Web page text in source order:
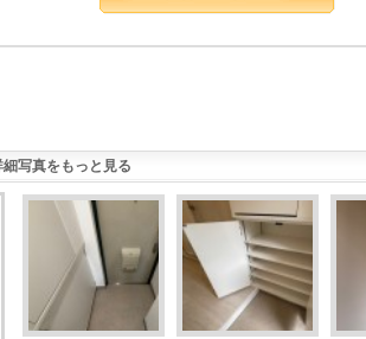
細写真をもっと見る